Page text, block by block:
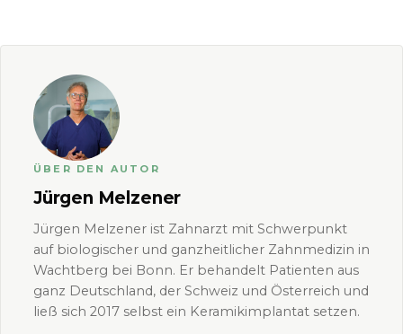
ÜBER DEN AUTOR
Jürgen Melzener
Jürgen Melzener ist Zahnarzt mit Schwerpunkt
auf biologischer und ganzheitlicher Zahnmedizin in
Wachtberg bei Bonn. Er behandelt Patienten aus
ganz Deutschland, der Schweiz und Österreich und
ließ sich 2017 selbst ein Keramikimplantat setzen.